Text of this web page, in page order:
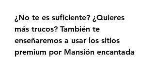
¿No te es suficiente? ¿Quieres
más trucos? También te
enseñaremos a usar los sitios
premium por Mansión encantada